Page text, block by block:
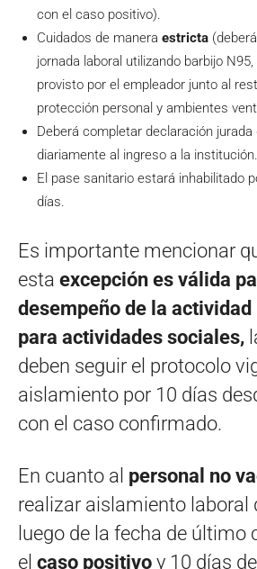
con el caso positivo).
Cuidados de manera estricta
jornada laboral utilizando barbijo
provisto por el empleador junto al
protección personal y ambientes
Deberá completar declaración
diariamente al ingreso a la institución.
El pase sanitario estará inhabilitado
días.
Es importante mencionar
esta excepción es válida
desempeño de la
para actividades sociales,
deben seguir el protocolo
aislamiento por 10 días
con el caso confirmado.
En cuanto al personal no
realizar aislamiento laboral
luego de la fecha de último
el caso positivo y 10 días